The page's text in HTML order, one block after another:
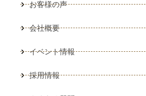
お客様の声
会社概要
イベント情報
採用情報